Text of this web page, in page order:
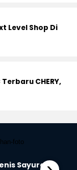
Level Shop Di
CHERY,
Sayuran